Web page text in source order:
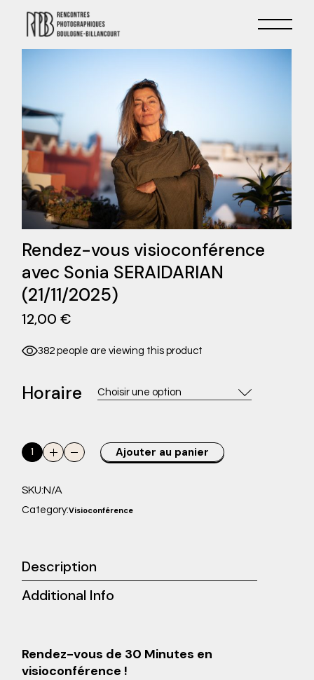
content
Rendez-vous visioconférence
avec Sonia SERAIDARIAN
(21/11/2025)
12,00€
382 people are viewing this product
Horaire Choisir une option
Rendez-vous visioconférence avec Sonia SERAIDARIAN (21/
Ajouter au panier
SKU:N/A
Category:Visioconférence
Description
Additional Info
Rendez-vous de 30 Minutes en
visioconférence !